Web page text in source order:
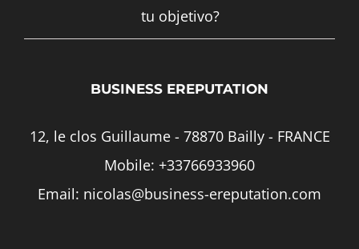
tu objetivo?
BUSINESS EREPUTATION
12, le clos Guillaume - 78870 Bailly - FRANCE
Mobile: +33766933960
Email: nicolas@business-ereputation.com